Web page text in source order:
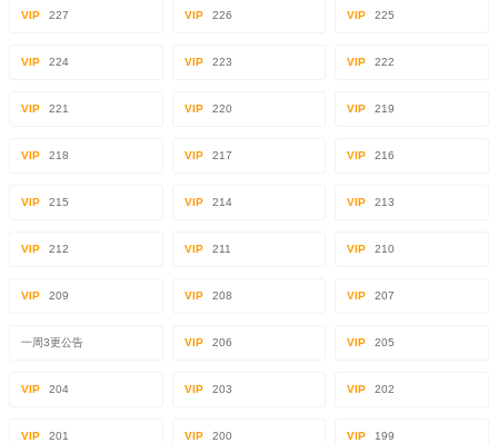
VIP 227 VIP 226 VIP 225
VIP 224 VIP 223 VIP 222
VIP 221 VIP 220 VIP 219
VIP 218 VIP 217 VIP 216
VIP 215 VIP 214 VIP 213
VIP 212 VIP 211 VIP 210
VIP 209 VIP 208 VIP 207
一周3更公告 VIP 206 VIP 205
VIP 204 VIP 203 VIP 202
VIP 201 VIP 200 VIP 199